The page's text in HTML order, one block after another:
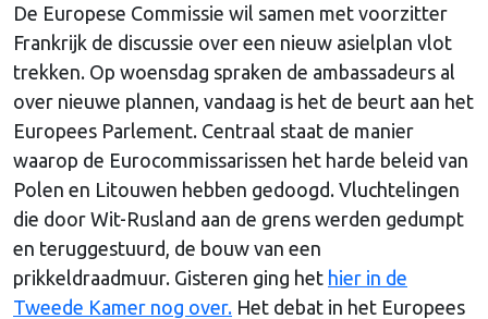
De Europese Commissie wil samen met voorzitter
Frankrijk de discussie over een nieuw asielplan vlot
trekken. Op woensdag spraken de ambassadeurs al
over nieuwe plannen, vandaag is het de beurt aan het
Europees Parlement. Centraal staat de manier
waarop de Eurocommissarissen het harde beleid van
Polen en Litouwen hebben gedoogd. Vluchtelingen
die door Wit-Rusland aan de grens werden gedumpt
en teruggestuurd, de bouw van een
prikkeldraadmuur. Gisteren ging het hier in de
Tweede Kamer nog over. Het debat in het Europees